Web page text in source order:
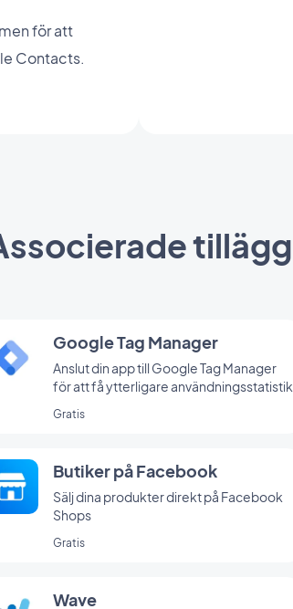
för att
Contacts.
tillägg
Google Tag Manager
Anslut din app till Google Tag Manager
för att få ytterligare användningsstatistik
Gratis
Butiker på Facebook
Sälj dina produkter direkt på Facebook
Shops
Gratis
Wave